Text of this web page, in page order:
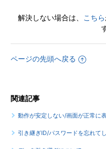
解決しない場合は、 こちら
ページの先頭へ戻る
関連記事
動作が安定しない/画面が正常に
引き継ぎID/パスワードを忘れて